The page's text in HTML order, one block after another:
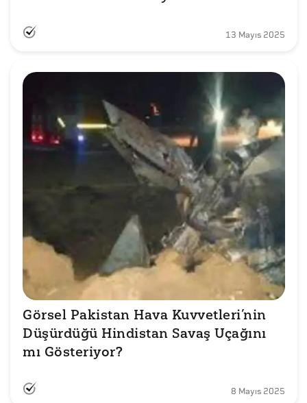
13 Mayıs 2025
Görsel Pakistan Hava Kuvvetleri’nin
Düşürdüğü Hindistan Savaş Uçağını
mı Gösteriyor?
8 Mayıs 2025